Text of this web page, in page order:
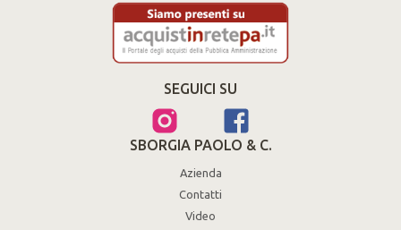
SEGUICI SU
SBORGIA PAOLO & C.
Azienda
Contatti
Video